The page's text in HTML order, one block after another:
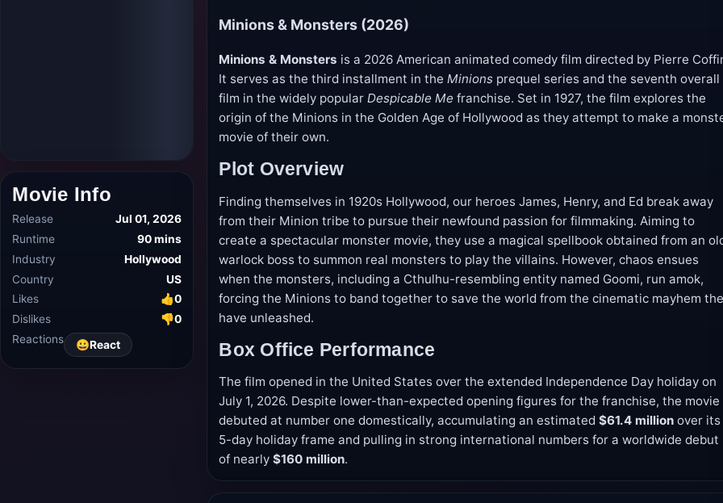
Movie Info
Release
Jul 01, 2026
Runtime
90 mins
Industry
Hollywood
Country
US
Likes
👍0
Dislikes
👎0
Reactions
😀React
Minions & Monsters (2026)
Minions & Monsters is a 2026 American animated comedy film directed by Pierre
It serves as the third installment in theMinions prequel series and the seventh overall
film in the widely popularDespicable Me franchise. Set in 1927, the film explores the
origin of the Minions in the Golden Age of Hollywood as they attempt to make a
movie of their own.
Plot Overview
Finding themselves in 1920s Hollywood, our heroes James, Henry, and Ed break away
from their Minion tribe to pursue their newfound passion for filmmaking. Aiming to
create a spectacular monster movie, they use a magical spellbook obtained from an
warlock boss to summon real monsters to play the villains. However, chaos ensues
when the monsters, including a Cthulhu-resembling entity named Goomi, run amok,
forcing the Minions to band together to save the world from the cinematic mayhem
have unleashed.
Box Office Performance
The film opened in the United States over the extended Independence Day holiday on
July 1, 2026. Despite lower-than-expected opening figures for the franchise, the movie
debuted at number one domestically, accumulating an estimated$61.4 million over its
5-day holiday frame and pulling in strong international numbers for a worldwide debut
of nearly$160 million.